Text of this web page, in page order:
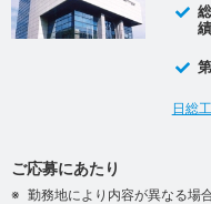
績
日総
ご応募にあたり
勤務地により内容が異なる場